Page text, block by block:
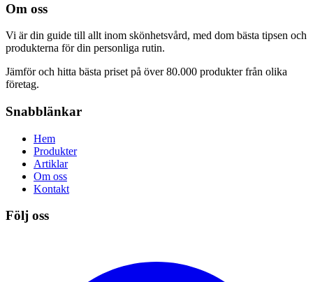
Om oss
Vi är din guide till allt inom skönhetsvård, med dom bästa tipsen och
produkterna för din personliga rutin.
Jämför och hitta bästa priset på över 80.000 produkter från olika
företag.
Snabblänkar
Hem
Produkter
Artiklar
Om oss
Kontakt
Följ oss